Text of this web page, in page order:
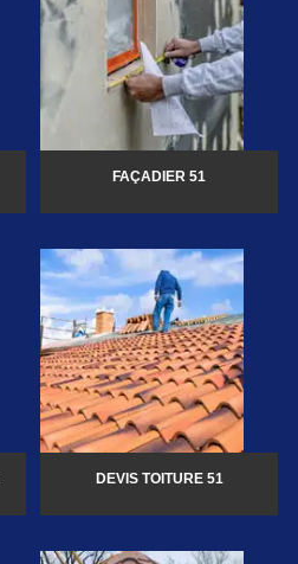
FAÇADIER 51
DEVIS TOITURE 51